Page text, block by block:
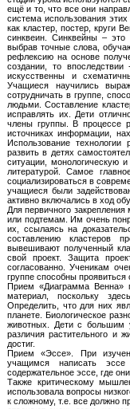
ещё и то, что все они
система использования
как кластер, постер, круги
синквеин. Синквейны –
выбрав точные слова,
рефлексию на основе
создании, то
искусственны и
Учащиеся научились
сотрудничать в группе,
людьми. Составление
исправлять их. Дети
члены группы. В процессе
источниках информации,
Использование
развить в детях
ситуации, монологическую
литературой. Самое
социализироваться в
учащиеся были
активно включались в ход
Для первичного
или подтемам. Им очень
их, ссылаясь на
составлению кластеров
вывешивают полученный
свой проект. Защита
согласованно. Ученикам
группе способны
Прием «Диаграмма Венна»
материал, поскольку
Определить, что для них
планете. Биологическое
животных. Дети с большим
различия растительного и
достиг.
Прием «Эссе». При
учащимся написать
содержательное эссе, где
Также критическому
использовала вопросы
к сложному, т.е. все должно